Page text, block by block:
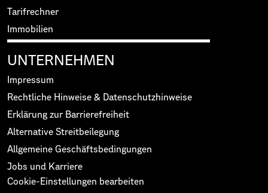
Tarifrechner
Immobilien
UNTERNEHMEN
Impressum
Rechtliche Hinweise & Datenschutzhinweise
Erklärung zur Barrierefreiheit
Alternative Streitbeilegung
Allgemeine Geschäftsbedingungen
Jobs und Karriere
Cookie-Einstellungen bearbeiten